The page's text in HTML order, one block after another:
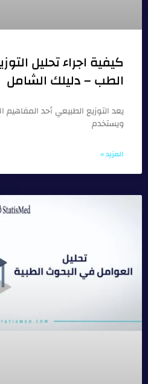
كيفية اجراء تحليل
الطب – دليلك الشامل
يعد التوزيع الطبيعي أحد
ويستخدم
المزيد »